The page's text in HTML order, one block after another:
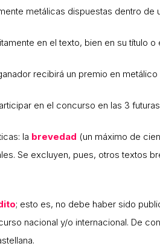
metálicas dispuestas dentro de
en el texto, bien en su título o
recibirá un premio en metálico
en el concurso en las 3
la brevedad (un máximo de
Se excluyen, pues, otros textos
; esto es, no debe haber sido
nacional y/o internacional. De